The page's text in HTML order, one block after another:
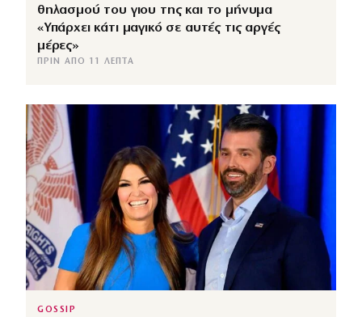
θηλασμού του γιου της και το μήνυμα
«Υπάρχει κάτι μαγικό σε αυτές τις αργές
μέρες»
ΠΡΙΝ ΑΠΌ 11 ΛΕΠΤΆ
GOSSIP